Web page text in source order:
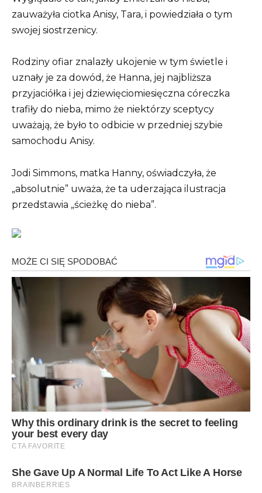
zauważyła ciotka Anisy, Tara, i powiedziała o tym
swojej siostrzenicy.
Rodziny ofiar znalazły ukojenie w tym świetle i
uznały je za dowód, że Hanna, jej najbliższa
przyjaciółka i jej dziewięciomiesięczna córeczka
trafiły do ​​nieba, mimo że niektórzy sceptycy
uważają, że było to odbicie w przedniej szybie
samochodu Anisy.
Jodi Simmons, matka Hanny, oświadczyła, że ​​
„absolutnie” uważa, że ​​ta uderzająca ilustracja
przedstawia „ścieżkę do nieba”.